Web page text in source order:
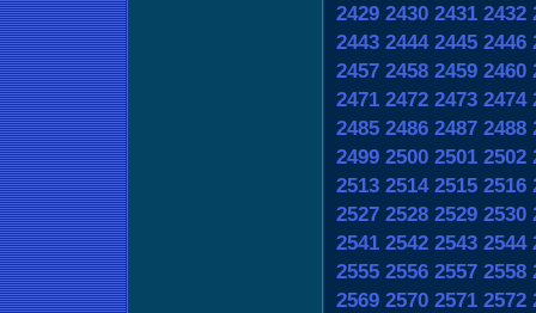
2429 2430 2431 2432
2443 2444 2445 2446
2457 2458 2459 2460
2471 2472 2473 2474
2485 2486 2487 2488
2499 2500 2501 2502
2513 2514 2515 2516
2527 2528 2529 2530
2541 2542 2543 2544
2555 2556 2557 2558
2569 2570 2571 2572